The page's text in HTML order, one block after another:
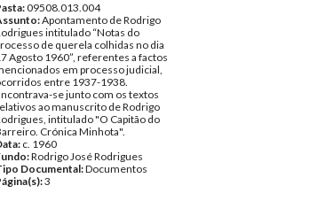
09508.013.004
Apontamento de Rodrigo
intitulado “Notas do
de querela colhidas no dia
Agosto 1960”, referentes a factos
em processo judicial,
entre 1937-1938.
se junto com os textos
ao manuscrito de Rodrigo
intitulado "O Capitão do
Crónica Minhota".
c. 1960
Rodrigo José Rodrigues
Documental:Documentos
3